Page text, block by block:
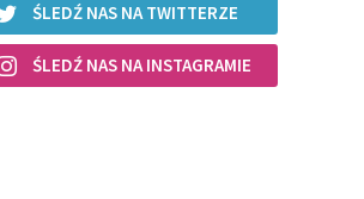
ŚLEDŹ NAS NA TWITTERZE
ŚLEDŹ NAS NA INSTAGRAMIE